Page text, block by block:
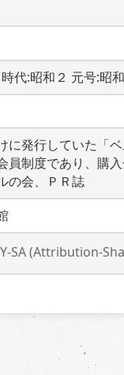
代:昭和２ 元号:昭
に発行していた「
員制度であり、購
の会、ＰＲ誌
SA (Attribution-